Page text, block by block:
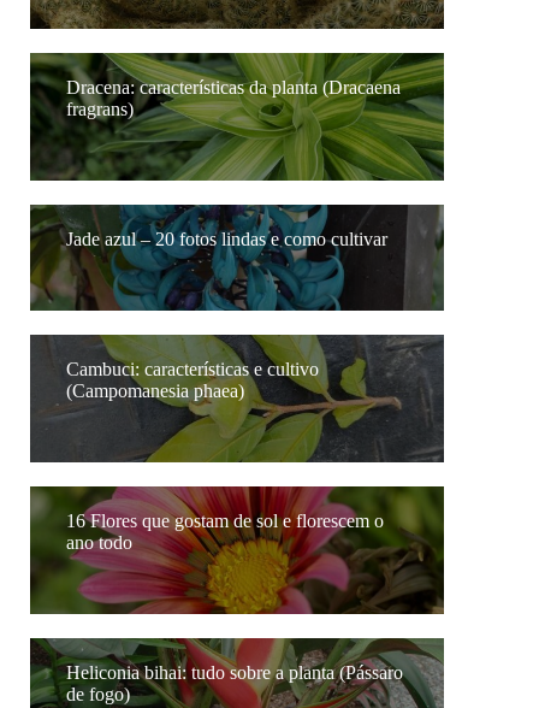
Dracena: características da planta (Dracaena
fragrans)
Jade azul – 20 fotos lindas e como cultivar
Cambuci: características e cultivo
(Campomanesia phaea)
16 Flores que gostam de sol e florescem o
ano todo
Heliconia bihai: tudo sobre a planta (Pássaro
de fogo)